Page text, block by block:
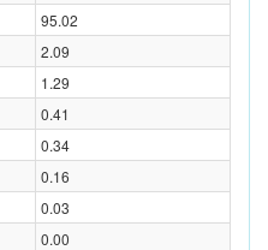
95.02
2.09
1.29
0.41
0.34
0.16
0.03
0.00